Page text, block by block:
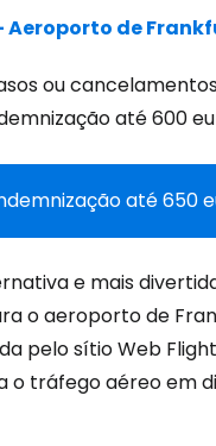
Aeroporto de
ou
até 600
até 650
e mais
o aeroporto de
pelo sítio Web
o tráfego aéreo em